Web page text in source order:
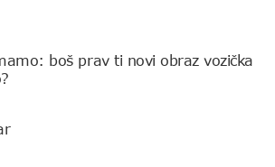
boš prav ti novi obraz vozička